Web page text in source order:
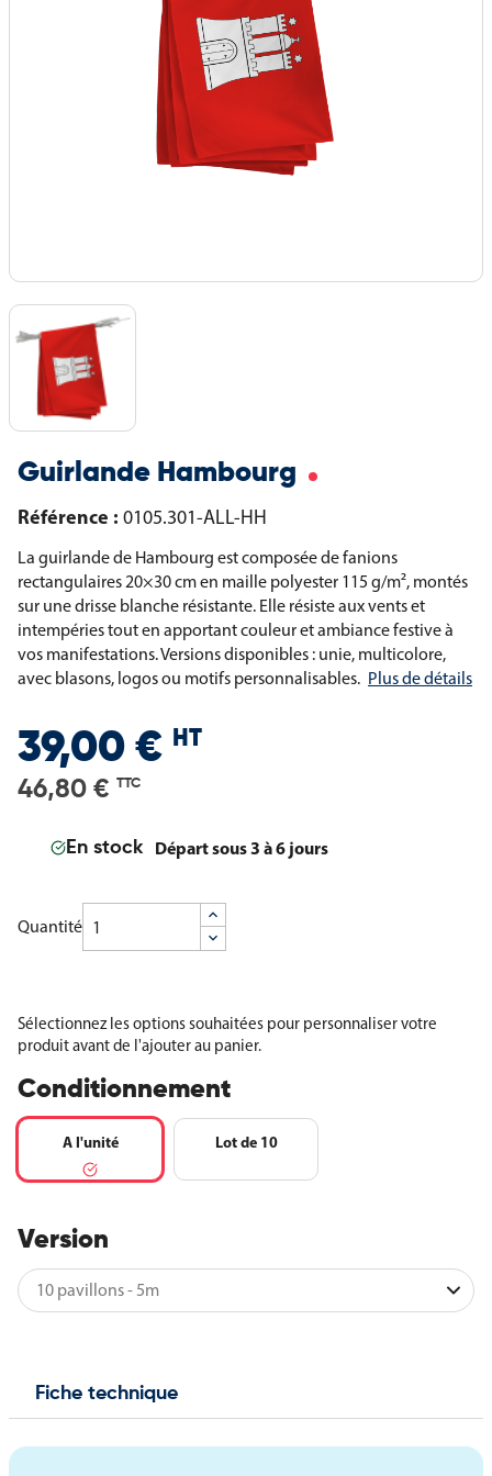
Guirlande Hambourg
Référence : 0105.301-ALL-HH
La guirlande de Hambourg est composée de fanions
rectangulaires 20×30 cm en maille polyester 115 g/m², montés
sur une drisse blanche résistante. Elle résiste aux vents et
intempéries tout en apportant couleur et ambiance festive à
vos manifestations. Versions disponibles : unie, multicolore,
avec blasons, logos ou motifs personnalisables. Plus de détails
39,00 € HT
46,80 € TTC
En stock Départ sous 3 à 6 jours
Quantité
Sélectionnez les options souhaitées pour personnaliser votre
produit avant de l'ajouter au panier.
Conditionnement
A l'unité Lot de 10
Version
Fiche technique